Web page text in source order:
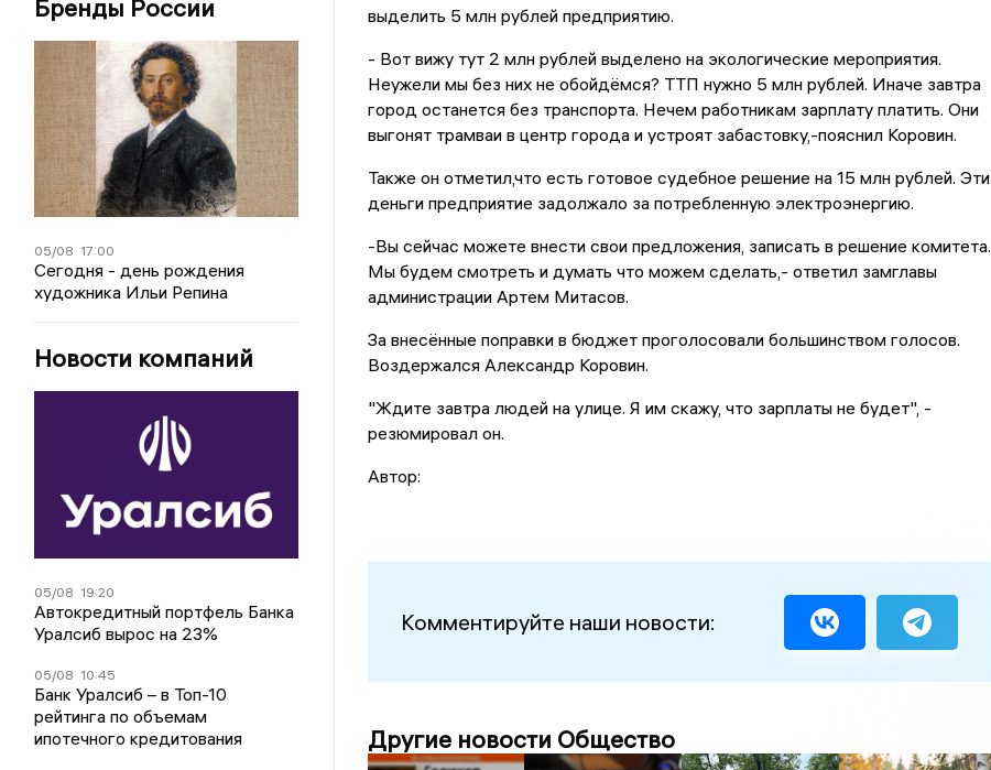
Бренды России
05/08 17:00
Сегодня - день рождения
художника Ильи Репина
Новости компаний
05/08 19:20
Автокредитный портфель Банка
Уралсиб вырос на 23%
05/08 10:45
Банк Уралсиб – в Топ-10
рейтинга по объемам
ипотечного кредитования
выделить 5 млн рублей предприятию.
- Вот вижу тут 2 млн рублей выделено на экологические мероприятия.
Неужели мы без них не обойдёмся? ТТП нужно 5 млн рублей. Иначе завтра
город останется без транспорта. Нечем работникам зарплату платить. Они
выгонят трамваи в центр города и устроят забастовку,-пояснил Коровин.
Также он отметил,что есть готовое судебное решение на 15 млн рублей. Эти
деньги предприятие задолжало за потребленную электроэнергию.
-Вы сейчас можете внести свои предложения, записать в решение комитета.
Мы будем смотреть и думать что можем сделать,- ответил замглавы
администрации Артем Митасов.
За внесённые поправки в бюджет проголосовали большинством голосов.
Воздержался Александр Коровин.
"Ждите завтра людей на улице. Я им скажу, что зарплаты не будет", -
резюмировал он.
Автор:
Комментируйте наши новости:
Другие новости Общество